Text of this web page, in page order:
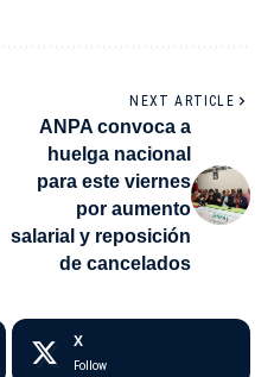
NEXT ARTICLE
ANPA convoca a
huelga nacional
para este viernes
por aumento
salarial y reposición
de cancelados
X
Follow